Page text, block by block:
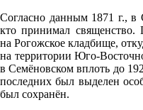
Согласно данным 1871 г., в
кто принимал священство.
на Рогожское кладбище,
территории Юго-
в Семёновском вплоть до
последних был выделен
был сохранён.